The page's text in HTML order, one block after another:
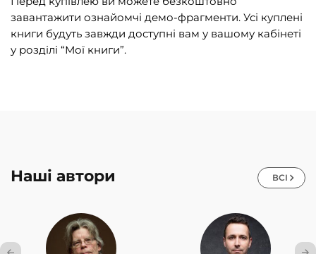
Подарункові сертифікати (1)
завантажити ознайомчі демо-фрагменти. Усі куплені
книги будуть завжди доступні вам у вашому кабінеті
у розділі “Мої книги”.
Наші автори ВСІ